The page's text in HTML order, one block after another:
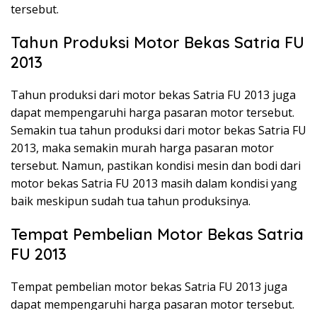
tersebut.
Tahun Produksi Motor Bekas Satria FU
2013
Tahun produksi dari motor bekas Satria FU 2013 juga
dapat mempengaruhi harga pasaran motor tersebut.
Semakin tua tahun produksi dari motor bekas Satria FU
2013, maka semakin murah harga pasaran motor
tersebut. Namun, pastikan kondisi mesin dan bodi dari
motor bekas Satria FU 2013 masih dalam kondisi yang
baik meskipun sudah tua tahun produksinya.
Tempat Pembelian Motor Bekas Satria
FU 2013
Tempat pembelian motor bekas Satria FU 2013 juga
dapat mempengaruhi harga pasaran motor tersebut.